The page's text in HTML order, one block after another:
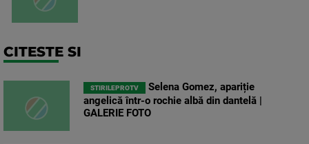
CITESTE SI
STIRILEPROTV
Selena Gomez, apariție
angelică într-o rochie albă din dantelă |
GALERIE FOTO